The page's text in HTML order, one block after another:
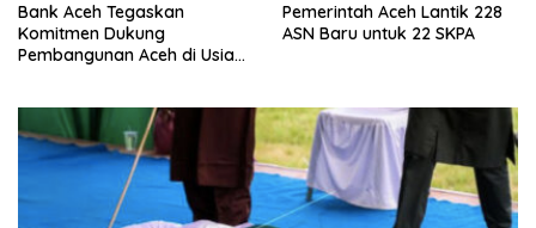
Bank Aceh Tegaskan
Komitmen Dukung
Pembangunan Aceh di Usia
Pemerintah Aceh Lantik 228
ASN Baru untuk 22 SKPA